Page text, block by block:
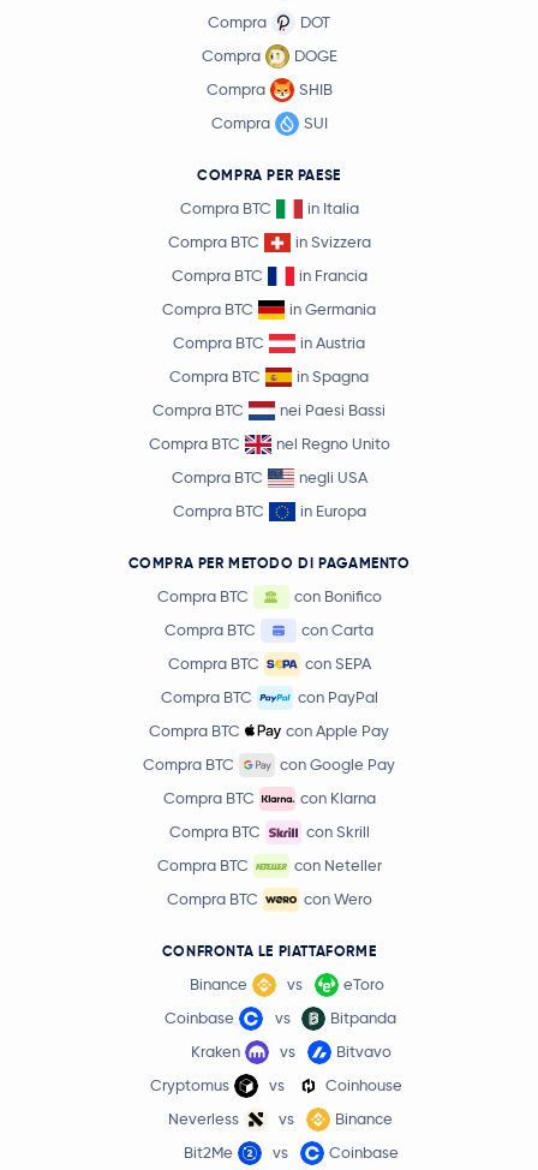
Compra
DOT
Compra
DOGE
Compra
SHIB
Compra
SUI
COMPRA PER PAESE
Compra BTC
in Italia
Compra BTC
in Svizzera
Compra BTC
in Francia
Compra BTC
in Germania
Compra BTC
in Austria
Compra BTC
in Spagna
Compra BTC
nei Paesi Bassi
Compra BTC
nel Regno Unito
Compra BTC
negli USA
Compra BTC
in Europa
COMPRA PER METODO DI PAGAMENTO
Compra BTC
con Bonifico
Compra BTC
con Carta
Compra BTC
con SEPA
Compra BTC
con PayPal
Compra BTC
con Apple Pay
Compra BTC
con Google Pay
Compra BTC
con Klarna
Compra BTC
con Skrill
Compra BTC
con Neteller
Compra BTC
con Wero
CONFRONTA LE PIATTAFORME
Binance vs
eToro
Coinbase
vs
Bitpanda
Kraken
vs
Bitvavo
Cryptomus
vs
Coinhouse
Neverless
vs
Binance
Bit2Me
vs Coinbase